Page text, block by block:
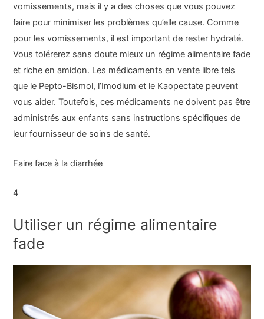
vomissements, mais il y a des choses que vous pouvez
faire pour minimiser les problèmes qu’elle cause. Comme
pour les vomissements, il est important de rester hydraté.
Vous tolérerez sans doute mieux un régime alimentaire fade
et riche en amidon. Les médicaments en vente libre tels
que le Pepto-Bismol, l’Imodium et le Kaopectate peuvent
vous aider. Toutefois, ces médicaments ne doivent pas être
administrés aux enfants sans instructions spécifiques de
leur fournisseur de soins de santé.
Faire face à la diarrhée
4
Utiliser un régime alimentaire
fade